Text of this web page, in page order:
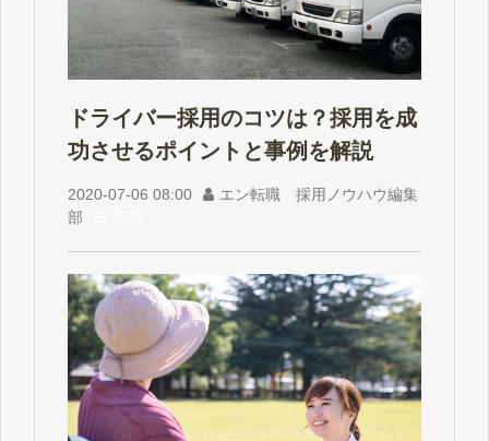
ドライバー採用のコツは？採用を成
功させるポイントと事例を解説
2020-07-06 08:00
エン転職 採用ノウハウ編集
部